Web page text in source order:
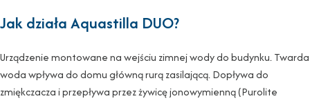
Jak działa Aquastilla DUO?
Urządzenie montowane na wejściu zimnej wody do budynku. Twarda
woda wpływa do domu główną rurą zasilającą. Dopływa do
zmiękczacza i przepływa przez żywicę jonowymienną (Purolite